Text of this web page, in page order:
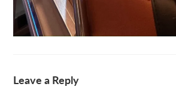
Leave a Reply